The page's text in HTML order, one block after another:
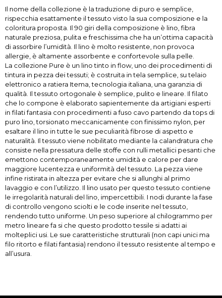
Il nome della collezione è la traduzione di puro e semplice,
rispecchia esattamente il tessuto visto la sua composizione e la
coloritura proposta. Il 90 giri della composizione è lino, fibra
naturale preziosa, pulita e freschissima che ha un’ottima capacità
di assorbire l’umidità. Il lino è molto resistente, non provoca
allergie, è altamente assorbente e confortevole sulla pelle.
La collezione Pure è un lino tinto in flow, uno dei procedimenti di
tintura in pezza dei tessuti; è costruita in tela semplice, su telaio
elettronico a ratiera Itema, tecnologia italiana, una garanzia di
qualità. Il tessuto ortogonale è semplice, pulito e lineare. Il filato
che lo compone è elaborato sapientemente da artigiani esperti
in filati fantasia con procedimenti a fuso cavo partendo da tops di
puro lino, torsionato meccanicamente con finissimo nylon, per
esaltare il lino in tutte le sue peculiarità fibrose di aspetto e
naturalità. Il tessuto viene nobilitato mediante la calandratura che
consiste nella pressatura delle stoffe con rulli metallici pesanti che
emettono contemporaneamente umidità e calore per dare
maggiore lucentezza e uniformità del tessuto. La pezza viene
infine ristirata in altezza per evitare che si allunghi al primo
lavaggio e con l’utilizzo. Il lino usato per questo tessuto contiene
le irregolarità naturali del lino, impercettibili. I nodi durante la fase
di controllo vengono sciolti e le code inserite nel tessuto,
rendendo tutto uniforme. Un peso superiore al chilogrammo per
metro lineare fa si che questo prodotto tessile si adatti ai
molteplici usi. Le sue caratteristiche strutturali (non capi unici ma
filo ritorto e filati fantasia) rendono il tessuto resistente al tempo e
all’usura.